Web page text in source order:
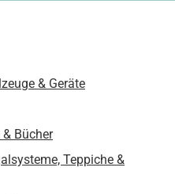
& Geräte
& Bücher
Teppiche &